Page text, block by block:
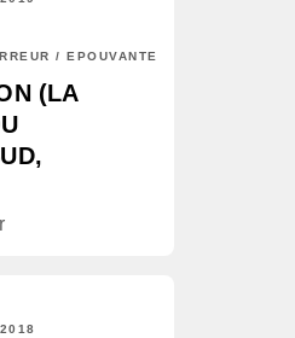
/ EPOUVANTE
(LA